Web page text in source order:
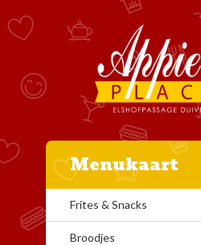
Menukaart
Frites & Snacks
Broodjes